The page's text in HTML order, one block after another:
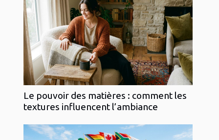
Le pouvoir des matières : comment les
textures influencent l’ambiance